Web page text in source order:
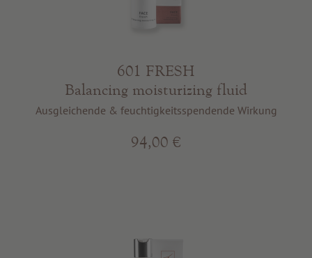
601 FRESH
Balancing moisturizing fluid
Ausgleichende & feuchtigkeitsspendende Wirkung
94,00 €